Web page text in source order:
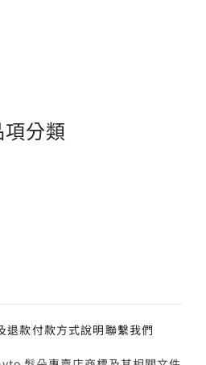
項分類
退款付款方式說明聯繫我們